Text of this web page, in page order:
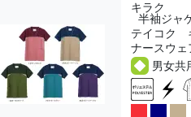
キラク
半袖ジャ
テイコク
ナースウェ
男女共